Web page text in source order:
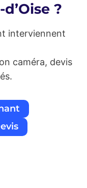
?
interviennent
caméra, devis